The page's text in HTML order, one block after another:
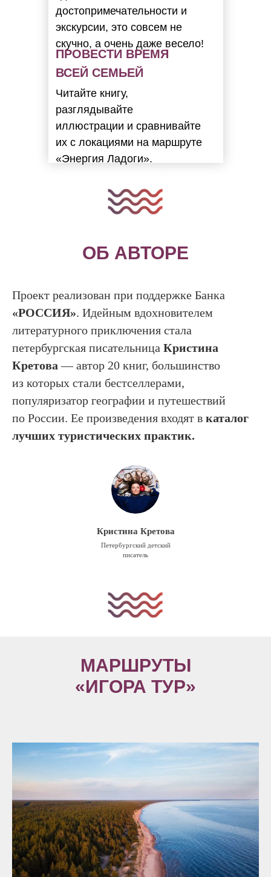
ПРОВЕСТИ ВРЕМЯ
ВСЕЙ СЕМЬЕЙ
Читайте книгу,
разглядывайте
иллюстрации и сравнивайте
их с локациями на маршруте
«Энергия Ладоги».
достопримечательности и
экскурсии, это совсем не
скучно, а очень даже весело!
ОБ АВТОРЕ
Проект реализован при поддержке Банка
«РОССИЯ». Идейным вдохновителем
литературного приключения стала
петербургская писательница Кристина
Кретова — автор 20 книг, большинство
из которых стали бестселлерами,
популяризатор географии и путешествий
по России. Ее произведения входят в каталог
лучших туристических практик.
Кристина Кретова
Петербургский детский
писатель
МАРШРУТЫ
«ИГОРА ТУР»